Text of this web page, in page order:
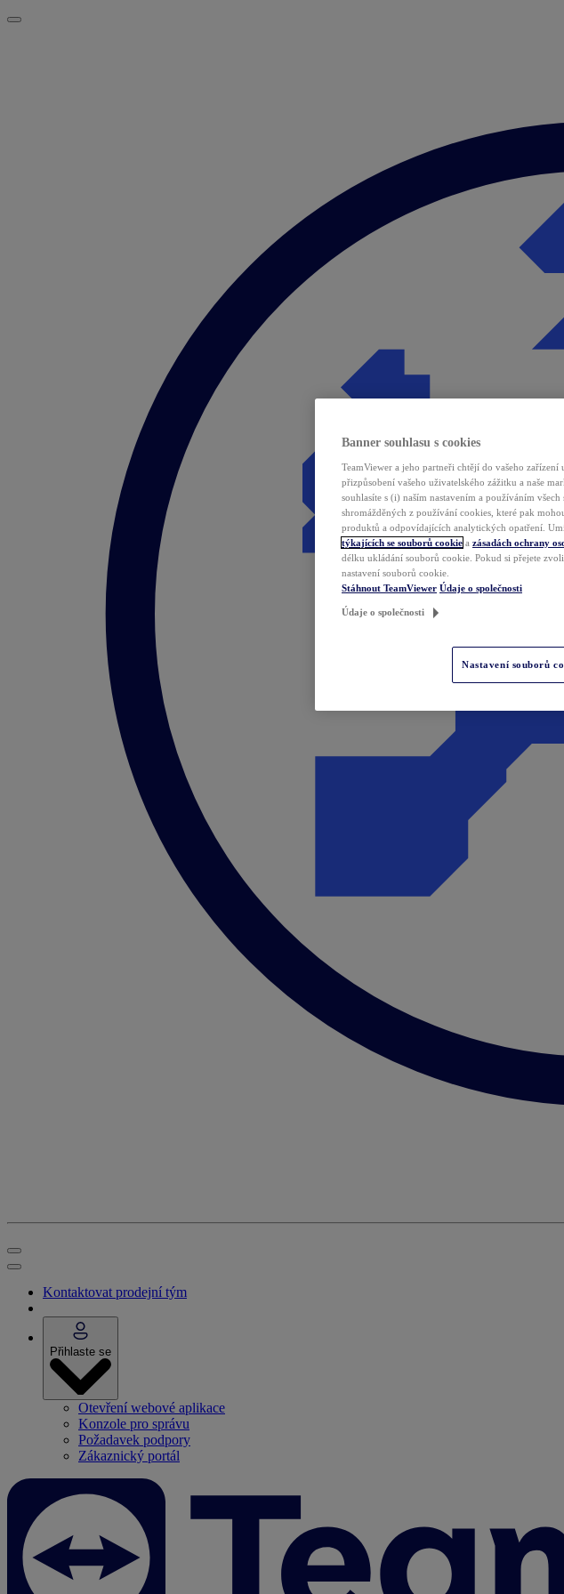
Kontaktovat prodejní tým
Přihlaste se
Otevření webové aplikace
Konzole pro správu
Požadavek podpory
Zákaznický portál
Banner souhlasu s cookies
TeamViewer a jeho partneři chtějí do vašeho
přizpůsobení vašeho uživatelského zážitku a naše
souhlasíte s (i) naším nastavením a používáním
shromážděných z používání cookies, které pak
produktů a odpovídajících analytických opatření.
týkajících se souborů cookie a zásadách ochrany
délku ukládání souborů cookie. Pokud si přejete
nastavení souborů cookie.
Stáhnout TeamViewer Údaje o společnosti
Údaje o společnosti
Nastavení souborů